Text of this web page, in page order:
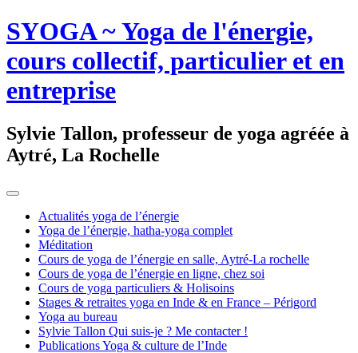
SYOGA ~ Yoga de l'énergie,
cours collectif, particulier et en
entreprise
Sylvie Tallon, professeur de yoga agréée à
Aytré, La Rochelle
Actualités yoga de l’énergie
Yoga de l’énergie, hatha-yoga complet
Méditation
Cours de yoga de l’énergie en salle, Aytré-La rochelle
Cours de yoga de l’énergie en ligne, chez soi
Cours de yoga particuliers & Holisoins
Stages & retraites yoga en Inde & en France – Périgord
Yoga au bureau
Sylvie Tallon Qui suis-je ? Me contacter !
Publications Yoga & culture de l’Inde